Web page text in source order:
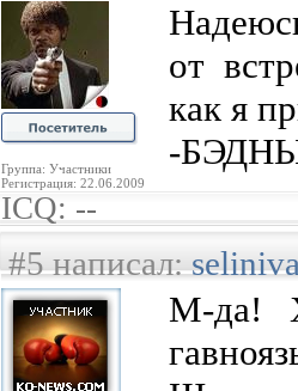
Группа: Участники
Регистрация: 22.06.2009
от
как я
-
ICQ: --
#5 написал:
М-да!